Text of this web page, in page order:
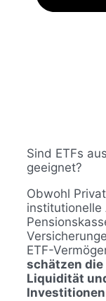
Sind ETFs
geeignet?
Obwohl
institutionelle
ETF-
schätzen die
Liquidität